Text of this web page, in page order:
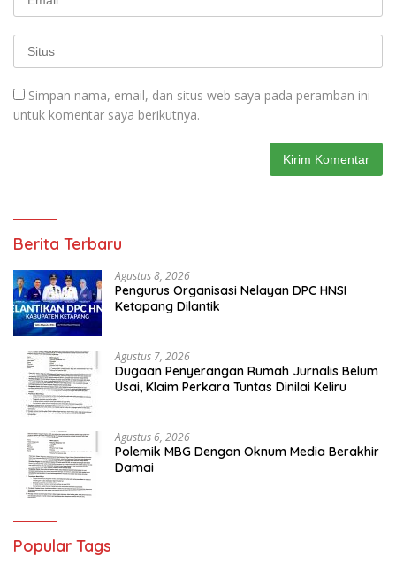
Simpan nama, email, dan situs web saya pada peramban ini
untuk komentar saya berikutnya.
Berita Terbaru
Agustus 8, 2026
Pengurus Organisasi Nelayan DPC HNSI
Ketapang Dilantik
Agustus 7, 2026
Dugaan Penyerangan Rumah Jurnalis Belum
Usai, Klaim Perkara Tuntas Dinilai Keliru
Agustus 6, 2026
Polemik MBG Dengan Oknum Media Berakhir
Damai
Popular Tags